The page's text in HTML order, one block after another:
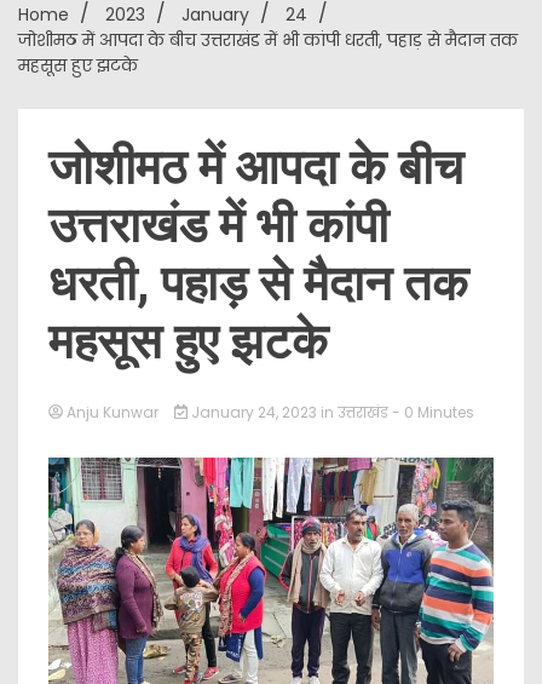
Home 2023 January
24
जोशीमठ में आपदा के बीच उत्तराखंड में भी कांपी धरती, पहाड़ से मैदान तक
महसूस हुए झटके
जोशीमठ में आपदा के बीच
उत्तराखंड में भी कांपी
धरती, पहाड़ से मैदान तक
महसूस हुए झटके
Anju Kunwar January 24, 2023 in उत्तराखंड - 0 Minutes